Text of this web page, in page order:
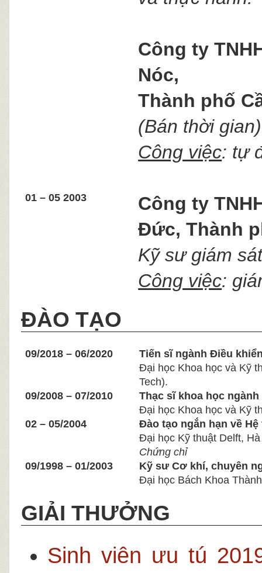
Công ty
Nóc,
Thành phố
(Bán thời
Công việc: tự
01 – 05 2003
Công ty
Đức,Thành
Kỹ sư giám
Công việc:
ĐÀO TẠO
09/2018 – 06/2020
Tiến sĩ ngành Điều
Đại học Khoa học và Kỹ
Tech).
09/2008 – 07/2010
Thạc sĩ khoa học
Đại học Khoa học và Kỹ
02 – 05/2004
Đào tạo ngắn hạn về
Đại học Kỹ thuật Delft,
Chứng chỉ
09/1998 – 01/2003
Kỹ sư Cơ khí, chuyên
Đại học Bách Khoa
GIẢI THƯỞNG
Sinh viên ưu tú